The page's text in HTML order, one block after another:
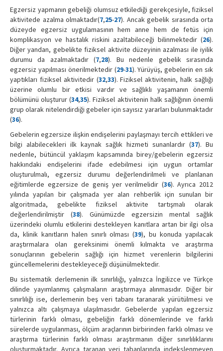
Egzersiz yapmanın gebeliği olumsuz etkilediği gerekçesiyle, fiziksel
aktivitede azalma olmaktadır(7,25-27). Ancak gebelik sırasında orta
düzeyde egzersiz uygulamasının hem anne hem de fetüs için
komplikasyon ve hastalık riskini azaltabileceği bilinmektedir (26).
Diğer yandan, gebelikte fiziksel aktivite düzeyinin azalması ile iyilik
durumu da azalmaktadır (7,28). Bu nedenle gebelik sırasında
egzersiz yapılması önerilmektedir (29-31). Yürüyüş, gebelerin en sık
yaptıkları fiziksel aktivitedir (32,33). Fiziksel aktivitenin, halk sağlığı
üzerine olumlu bir etkisi vardır ve sağlıklı yaşamanın önemli
bölümünü oluşturur (34,35). Fiziksel aktivitenin halk sağlığının önemli
grup olarak nitelendirdiği gebeler için sayısız yararları bulunmaktadır
(36).
Gebelerin egzersize ilişkin endişelerini paylaşmayı tercih ettikleri ve
bilgi alabilecekleri ilk kaynak sağlık hizmeti sunanlardır (37). Bu
nedenle, bütüncül yaklaşım kapsamında birey/gebelerin egzersiz
hakkındaki endişelerini ifade edebilmesi için uygun ortamlar
oluşturulmalı, egzersiz durumu değerlendirilmeli ve planlanan
eğitimlerde egzersize de geniş yer verilmelidir (36). Ayrıca 2012
yılında yapılan bir çalışmada yer alan rehberlik için sunulan bir
algoritmada, gebelikte fiziksel aktivite tartışmalı olarak
değerlendirilmiştir (38). Günümüzde egzersizin mental sağlık
üzerindeki olumlu etkilerini destekleyen kanıtlara artan bir ilgi olsa
da, klinik kanıtların halen sınırlı olması (39), bu konuda yapılacak
araştırmalara olan gereksinimi önemli kılmakta ve araştırma
sonuçlarının gebelerin sağlığı için hizmet verenlerin bilgilerini
güncellemelerini destekleyeceği düşünülmektedir.
Bu sistematik derlemenin ilk sınırlılığı, yalnızca İngilizce ve Türkçe
dilinde yayımlanmış çalışmaların araştırmaya alınmasıdır. Diğer bir
sınırlılığı ise, derlemenin beş veri tabanı taranarak yürütülmesi ve
yalnızca altı çalışmaya ulaşılmasıdır. Gebelerde yapılan egzersiz
türlerinin farklı olması, gebeliğin farklı dönemlerinde ve farklı
sürelerde uygulanması, ölçüm araçlarının birbirinden farklı olması ve
araştırma türlerinin farklı olması araştırmanın diğer sınırlılıklarını
oluşturmaktadır. Ayrıca taranan veri tabanlarında indekslenmeyen